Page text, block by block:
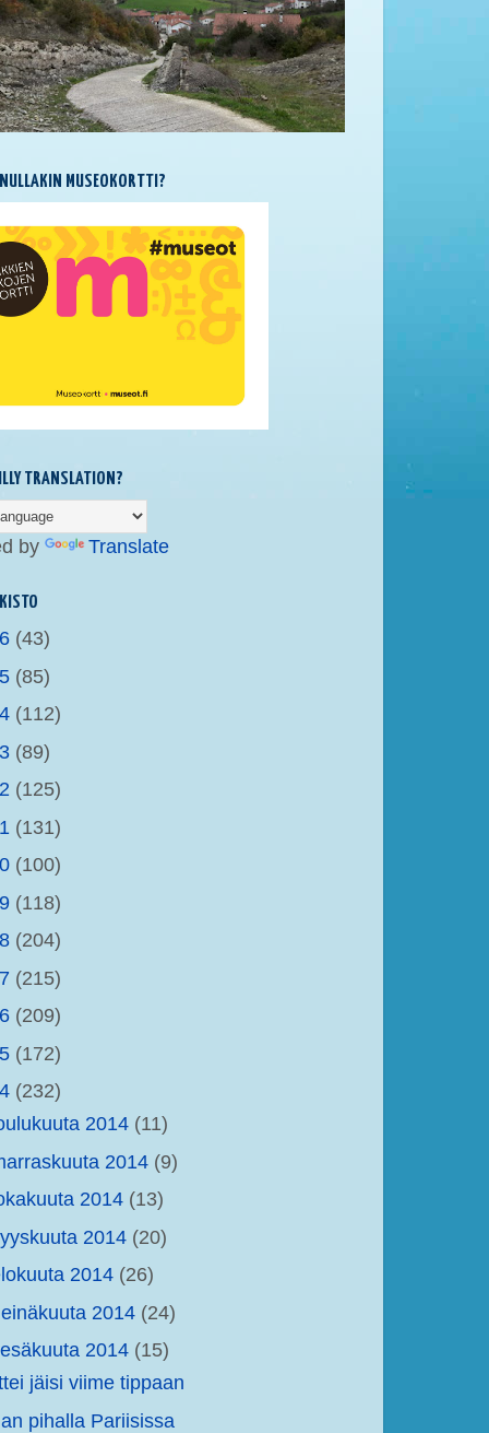
MUSEOKORTTI?
TRANSLATION?
by Translate
(43)
(85)
(112)
(89)
(125)
(131)
(100)
(118)
(204)
(215)
(209)
(172)
(232)
2014 (11)
2014 (9)
2014 (13)
2014 (20)
2014 (26)
2014 (24)
2014 (15)
jäisi viime tippaan
pihalla Pariisissa